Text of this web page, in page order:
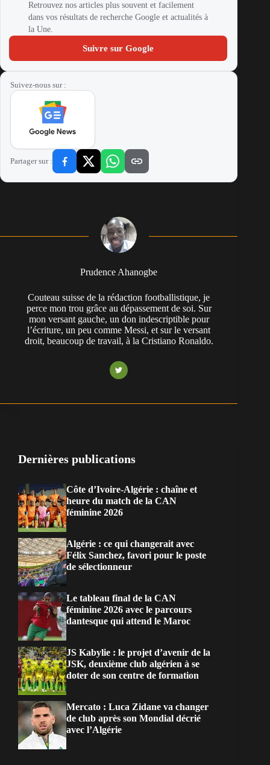
Retrouvez nos articles plus souvent et facilement
dans vos résultats de recherche Google et actualités à
la Une.
Suivre sur Google
Suivez-nous sur :
Partager sur :
Prudence Ahanogbe
Couteau suisse de la rédaction footballistique, je
perce mon trou grâce au dépassement de soi. Sur
mon versant gauche, un don indescriptible pour
l’écriture, un peu comme Messi, et sur le versant
droit, beaucoup de travail, à la Cristiano Ronaldo.
Dernières publications
Côte d’Ivoire-Algérie : chaîne et
heure du match de la CAN
féminine 2026
Algérie : ce qui changerait avec
Félix Sanchez, favori pour le poste
de sélectionneur
Le tableau final de la CAN
féminine 2026 avec le parcours
dantesque qui attend le Maroc
JS Kabylie : le projet d’avenir de la
JSK, deuxième club algérien à se
doter de son centre de formation
Mercato : Luca Zidane va changer
de club après son Mondial décrié
avec l’Algérie